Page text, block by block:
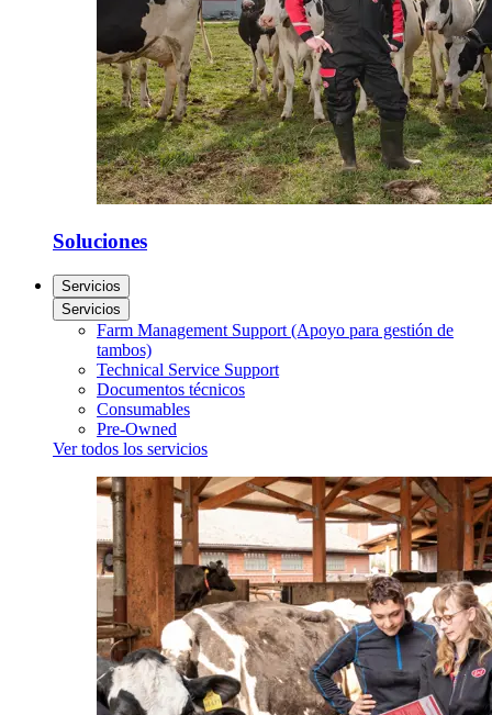
Soluciones
Servicios
Servicios
Farm Management Support (Apoyo para gestión de
tambos)
Technical Service Support
Documentos técnicos
Consumables
Pre-Owned
Ver todos los servicios